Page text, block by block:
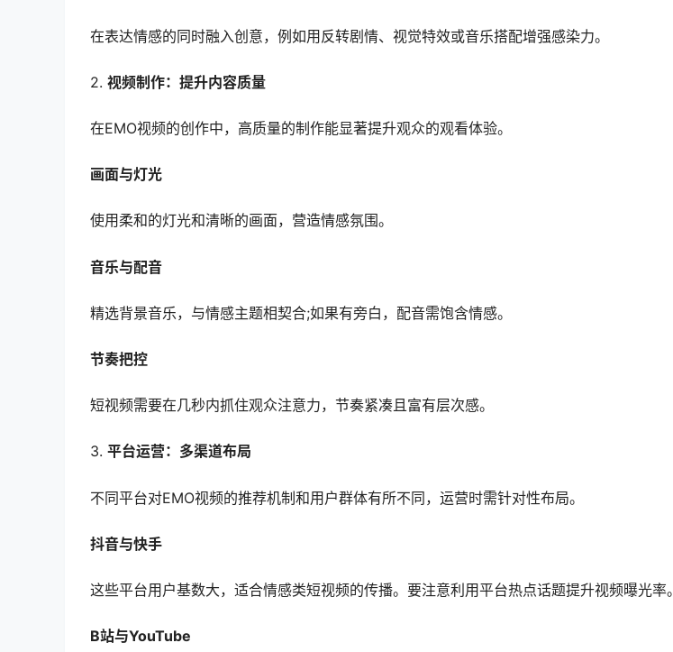
在表达情感的同时融入创意，例如用反转剧情、视觉特效或音乐搭配增强感染力。
2. 视频制作：提升内容质量
在EMO视频的创作中，高质量的制作能显著提升观众的观看体验。
画面与灯光
使用柔和的灯光和清晰的画面，营造情感氛围。
音乐与配音
精选背景音乐，与情感主题相契合;如果有旁白，配音需饱含情感。
节奏把控
短视频需要在几秒内抓住观众注意力，节奏紧凑且富有层次感。
3. 平台运营：多渠道布局
不同平台对EMO视频的推荐机制和用户群体有所不同，运营时需针对性布局。
抖音与快手
这些平台用户基数大，适合情感类短视频的传播。要注意利用平台热点话题提升视频曝光率。
B站与YouTube